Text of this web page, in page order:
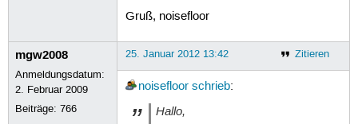
Gruß, noisefloor
mgw2008
Anmeldungsdatum:
2. Februar 2009
Beiträge:766
Zitieren
25. Januar 2012 13:42
noisefloor schrieb:
Hallo,